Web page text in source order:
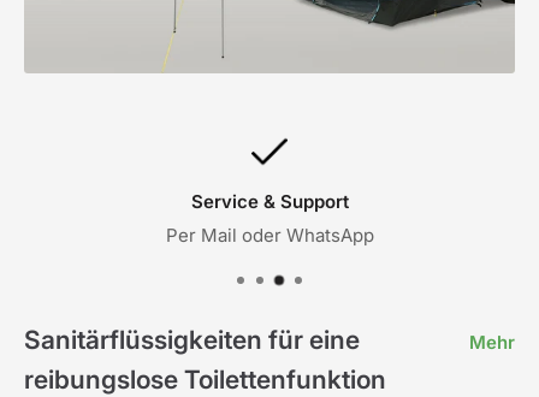
Service & Support
Per Mail oder WhatsApp
Sanitärflüssigkeiten für eine
reibungslose Toilettenfunktion
Mehr